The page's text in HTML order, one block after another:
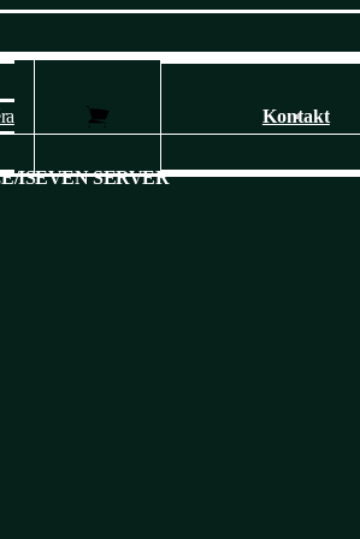
Kontakt
/ISEVEN SERVER
a cookies 🍪